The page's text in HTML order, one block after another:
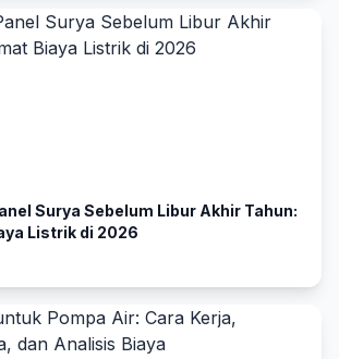
Surya Sebelum Libur Akhir Tahun:
Listrik di 2026